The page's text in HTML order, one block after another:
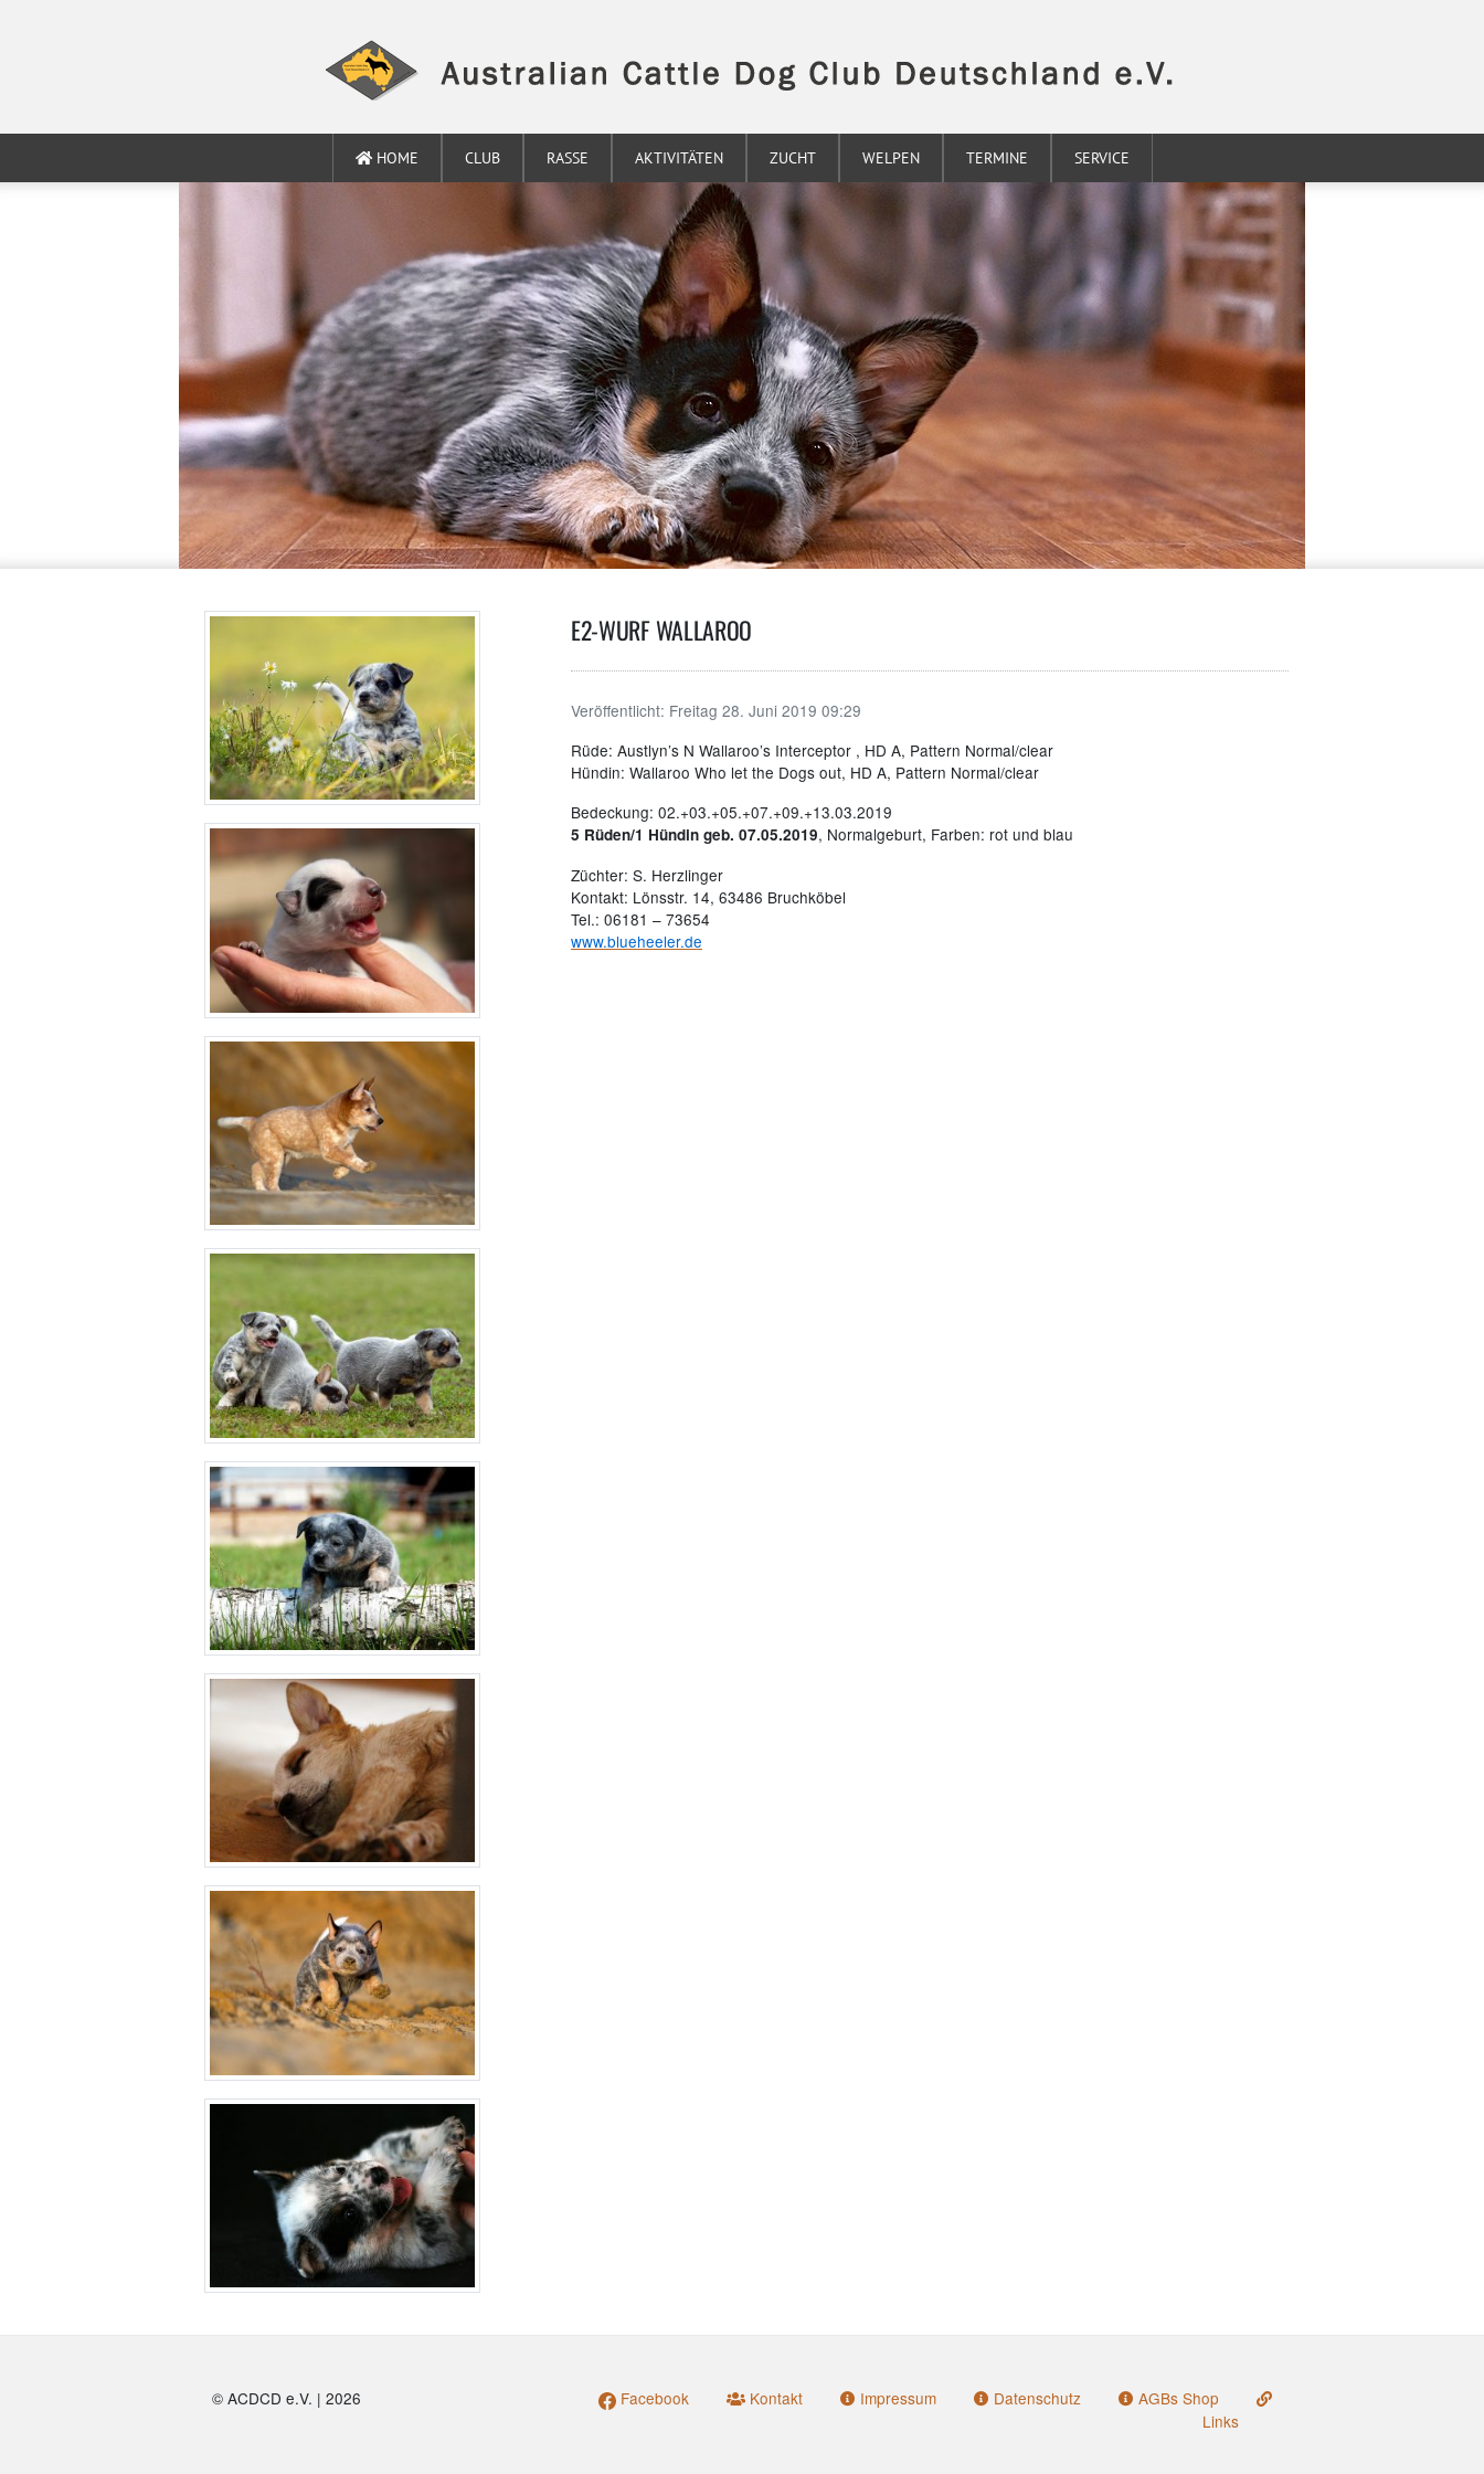
HOME CLUB RASSE AKTIVITÄTEN ZUCHT WELPEN TERMINE SERVICE
E2-WURF WALLAROO
Veröffentlicht: Freitag 28. Juni 2019 09:29
Rüde: Austlyn’s N Wallaroo’s Interceptor , HD A, Pattern Normal/clear
Hündin: Wallaroo Who let the Dogs out, HD A, Pattern Normal/clear
Bedeckung: 02.+03.+05.+07.+09.+13.03.2019
5 Rüden/1 Hündin geb. 07.05.2019, Normalgeburt, Farben: rot und blau
Züchter: S. Herzlinger
Kontakt: Lönsstr. 14, 63486 Bruchköbel
Tel.: 06181 – 73654
www.blueheeler.de
© ACDCD e.V. | 2026 Facebook Kontakt Impressum Datenschutz
AGBs Shop
Links